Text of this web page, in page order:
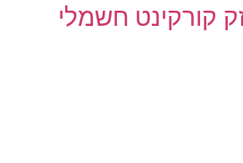
קורקינט חשמלי